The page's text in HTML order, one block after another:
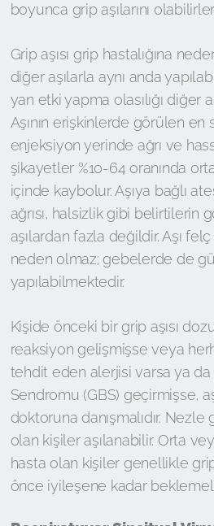
boyunca grip aşılarını olabilirler.
Grip aşısı grip hastalığına
diğer aşılarla aynı anda
yan etki yapma olasılığı diğer
Aşının erişkinlerde görülen en
enjeksiyon yerinde ağrı ve
şikayetler %10-64 oranında
içinde kaybolur. Aşıya bağlı
ağrısı, halsizlik gibi belirtilerin
aşılardan fazla değildir. Aşı felç
neden olmaz; gebelerde de
yapılabilmektedir.
Kişide önceki bir grip aşısı
reaksiyon gelişmişse veya
tehdit eden alerjisi varsa ya
Sendromu (GBS) geçirmişse,
doktoruna danışmalıdır. Nezle
olan kişiler aşılanabilir. Orta
hasta olan kişiler genellikle grip
önce iyileşene kadar